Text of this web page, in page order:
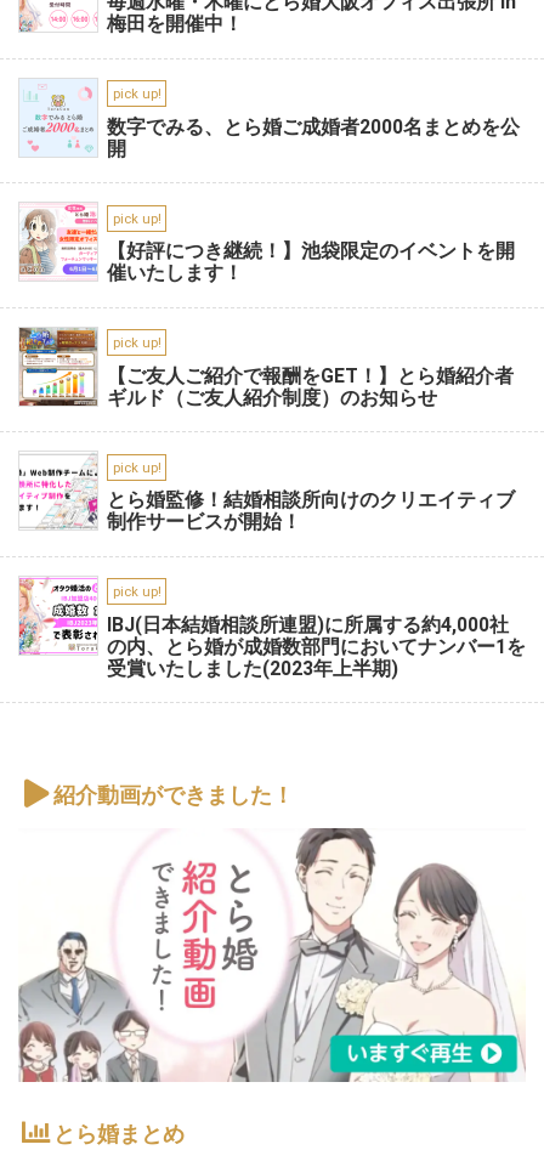
梅田を開催中！
pick up!
数字でみる、とら婚ご成婚者2000名まとめを公
開
pick up!
【好評につき継続！】池袋限定のイベントを開
催いたします！
pick up!
【ご友人ご紹介で報酬をGET！】とら婚紹介者
ギルド（ご友人紹介制度）のお知らせ
pick up!
とら婚監修！結婚相談所向けのクリエイティブ
制作サービスが開始！
pick up!
IBJ(日本結婚相談所連盟)に所属する約4,000社
の内、とら婚が成婚数部門においてナンバー1を
受賞いたしました(2023年上半期)
紹介動画ができました！
とら婚まとめ